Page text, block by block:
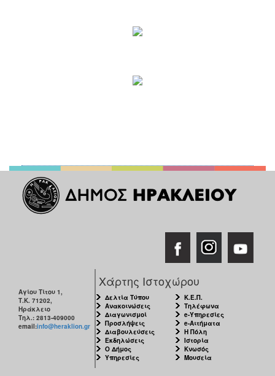
Αγίου Τίτου 1,
Τ.Κ. 71202,
Ηράκλειο
Τηλ.: 2813-409000
email:info@heraklion.gr
Χάρτης Ιστοχώρου
Δελτία Τύπου
Ανακοινώσεις
Διαγωνισμοί
Προσλήψεις
Διαβουλεύσεις
Εκδηλώσεις
Ο Δήμος
Υπηρεσίες
Κ.Ε.Π.
Τηλέφωνα
e-Υπηρεσίες
e-Αιτήματα
Η Πόλη
Ιστορία
Κνωσός
Μουσεία